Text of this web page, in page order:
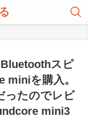
スピ
miniを購入。
ったのでレビ
mini3